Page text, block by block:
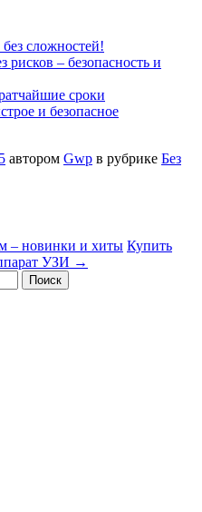
сложностей!
– безопасность и
сроки
и безопасное
автором Gwp в рубрике Без
– новинки и хиты Купить
УЗИ →